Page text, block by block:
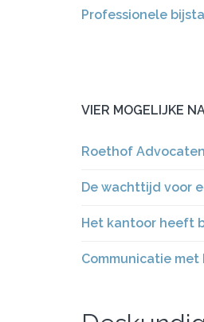
Professionele
VIER MOGELIJKE
Roethof
De wachttijd voor
Het kantoor heeft
Communicatie